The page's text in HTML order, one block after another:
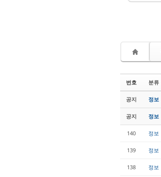
번호 분류
공지 정보
공지 정보
140 정보
139 정보
138 정보